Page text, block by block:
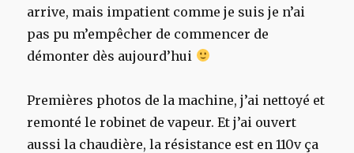
arrive, mais impatient comme je suis je n’ai
pas pu m’empêcher de commencer de
démonter dès aujourd’hui
Premières photos de la machine, j’ai nettoyé et
remonté le robinet de vapeur. Et j’ai ouvert
aussi la chaudière, la résistance est en 110v ça